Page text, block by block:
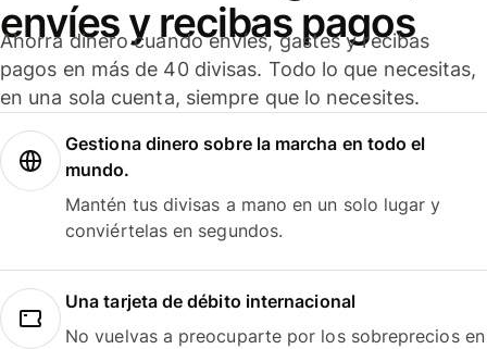
envíes y recibas pagos
Ahorra dinero cuando envíes, gastes y recibas
pagos en más de 40 divisas. Todo lo que necesitas,
en una sola cuenta, siempre que lo necesites.
Gestiona dinero sobre la marcha en todo el
mundo.
Mantén tus divisas a mano en un solo lugar y
conviértelas en segundos.
Una tarjeta de débito internacional
No vuelvas a preocuparte por los sobreprecios en